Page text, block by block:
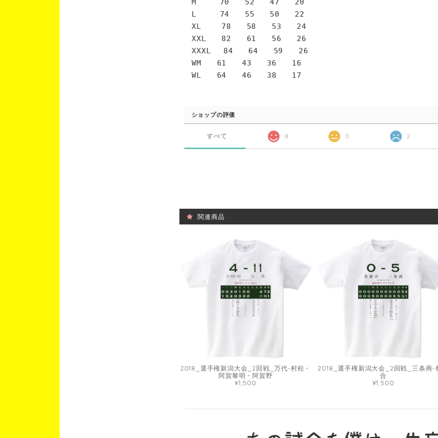
L 74 55 50 22
XL 78 58 53 24
XXL 82 61 56 26
XXXL 84 64 59 26
WM 61 43 36 16
WL 64 46 38 17
ショップの評価
すべて 8 0 2
関連商品
2018_選手権新潟大会_2回戦_万代-村松・
阿賀黎明・阿賀野
¥1,500
2018_選手権新潟大会_2回戦_三条商-
合
¥1,500